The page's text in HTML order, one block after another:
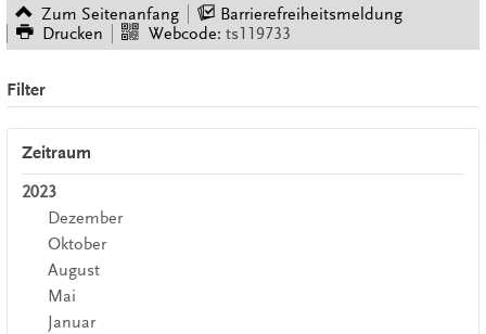
Zum Seitenanfang
Barrierefreiheitsmeldung
Drucken
Webcode: ts119733
Filter
Zeitraum
2023
Dezember
Oktober
August
Mai
Januar